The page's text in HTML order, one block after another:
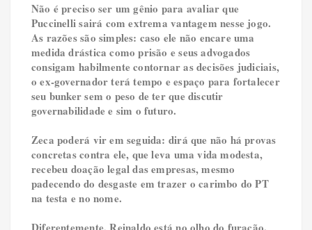
Não é preciso ser um gênio para avaliar que
Puccinelli sairá com extrema vantagem nesse jogo.
As razões são simples: caso ele não encare uma
medida drástica como prisão e seus advogados
consigam habilmente contornar as decisões judiciais,
o ex-governador terá tempo e espaço para fortalecer
seu bunker sem o peso de ter que discutir
governabilidade e sim o futuro.
Zeca poderá vir em seguida: dirá que não há provas
concretas contra ele, que leva uma vida modesta,
recebeu doação legal das empresas, mesmo
padecendo do desgaste em trazer o carimbo do PT
na testa e no nome.